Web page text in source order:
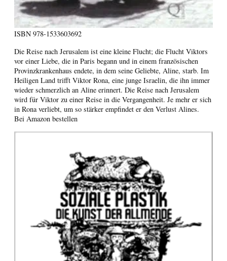
ISBN 978-1533603692
Die Reise nach Jerusalem ist eine kleine Flucht; die Flucht Viktors
vor einer Liebe, die in Paris begann und in einem französischen
Provinzkrankenhaus endete, in dem seine Geliebte, Aline, starb. Im
Heiligen Land trifft Viktor Rona, eine junge Israelin, die ihn immer
wieder schmerzlich an Aline erinnert. Die Reise nach Jerusalem
wird für Viktor zu einer Reise in die Vergangenheit. Je mehr er sich
in Rona verliebt, um so stärker empfindet er den Verlust Alines.
Bei Amazon bestellen